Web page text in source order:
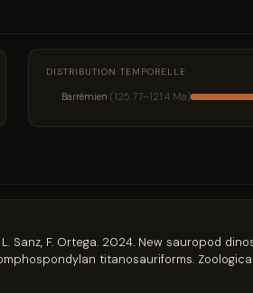
DISTRIBUTION TEMPORELLE
Barrémien (125.77–121.4 Ma)
L. Sanz, F. Ortega. 2024. New sauropod
titanosauriforms.